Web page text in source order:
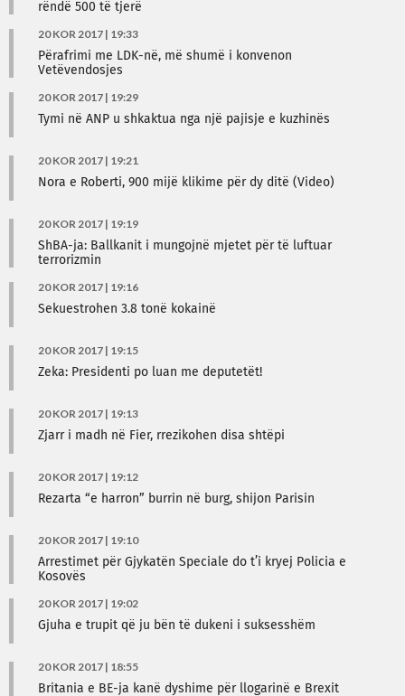
rëndë 500 të tjerë
20 KOR 2017 | 19:33
Përafrimi me LDK-në, më shumë i konvenon
Vetëvendosjes
20 KOR 2017 | 19:29
Tymi në ANP u shkaktua nga një pajisje e kuzhinës
20 KOR 2017 | 19:21
Nora e Roberti, 900 mijë klikime për dy ditë (Video)
20 KOR 2017 | 19:19
ShBA-ja: Ballkanit i mungojnë mjetet për të luftuar
terrorizmin
20 KOR 2017 | 19:16
Sekuestrohen 3.8 tonë kokainë
20 KOR 2017 | 19:15
Zeka: Presidenti po luan me deputetët!
20 KOR 2017 | 19:13
Zjarr i madh në Fier, rrezikohen disa shtëpi
20 KOR 2017 | 19:12
Rezarta “e harron” burrin në burg, shijon Parisin
20 KOR 2017 | 19:10
Arrestimet për Gjykatën Speciale do t’i kryej Policia e
Kosovës
20 KOR 2017 | 19:02
Gjuha e trupit që ju bën të dukeni i suksesshëm
20 KOR 2017 | 18:55
Britania e BE-ja kanë dyshime për llogarinë e Brexit